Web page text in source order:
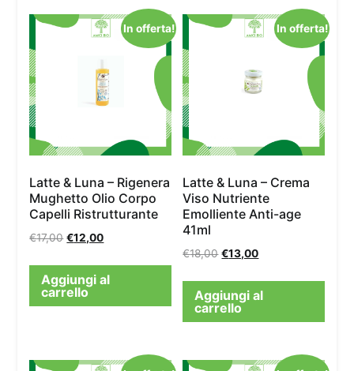
In offerta!
Latte & Luna – Rigenera
Mughetto Olio Corpo
Capelli Ristrutturante
€17,00 €12,00
Aggiungi al
carrello
In offerta!
Latte & Luna – Crema
Viso Nutriente
Emolliente Anti-age
41ml
€18,00 €13,00
Aggiungi al
carrello